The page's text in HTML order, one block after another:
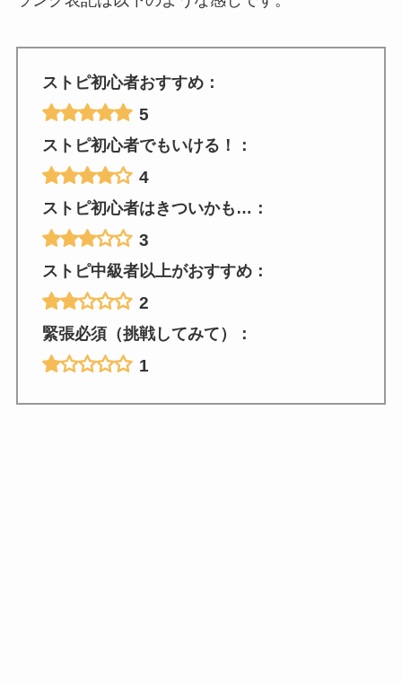
ストピ初心者おすすめ：
5
ストピ初心者でもいける！：
4
ストピ初心者はきついかも…：
3
ストピ中級者以上がおすすめ：
2
緊張必須（挑戦してみて）：
1